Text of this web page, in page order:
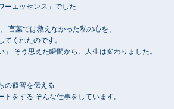
ーエッセンス」でした
言葉では救えなかった私の心を、
てくれたのです。
」 そう思えた瞬間から、人生は変わりました。
の叡智を伝える
トをする そんな仕事をしています。